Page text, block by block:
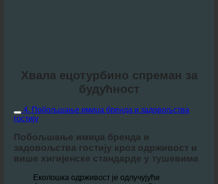
Хвала ецотурбино спреман за
будућност
4. Побољшање имиџа бренда и задовољства
гостију
Побољшање имиџа бренда и